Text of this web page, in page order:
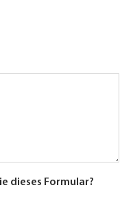
dieses Formular?